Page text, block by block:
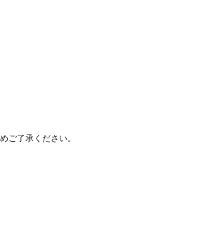
ご了承ください。